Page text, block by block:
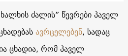
ძალის” წევრები პაველ
ავრცელებენ, სადაც
ცხადია, რომ პაველ